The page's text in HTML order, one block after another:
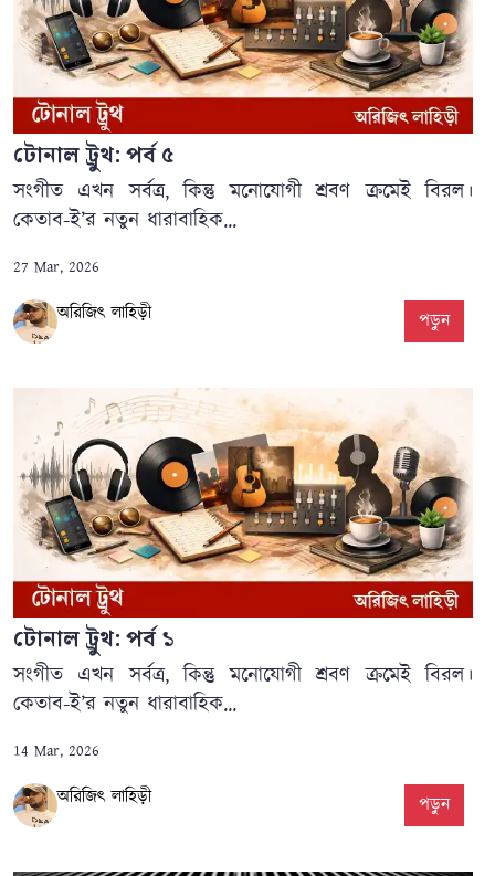
টোনাল ট্রুথ: পর্ব ৫
সংগীত এখন সর্বত্র, কিন্তু মনোযোগী শ্রবণ ক্রমেই বিরল।
কেতাব-ই’র নতুন ধারাবাহিক...
27 Mar, 2026
অরিজিৎ লাহিড়ী পড়ুন
টোনাল ট্রুথ: পর্ব ১
সংগীত এখন সর্বত্র, কিন্তু মনোযোগী শ্রবণ ক্রমেই বিরল।
কেতাব-ই’র নতুন ধারাবাহিক...
14 Mar, 2026
অরিজিৎ লাহিড়ী পড়ুন